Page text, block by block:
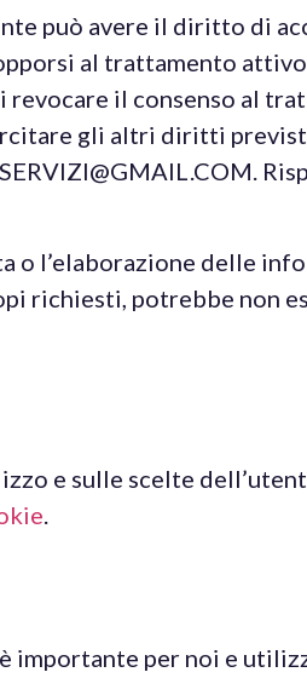
può avere il diritto di
al trattamento
revocare il consenso al
gli altri diritti
o l’elaborazione delle
richiesti, potrebbe non
e sulle scelte
importante per noi e